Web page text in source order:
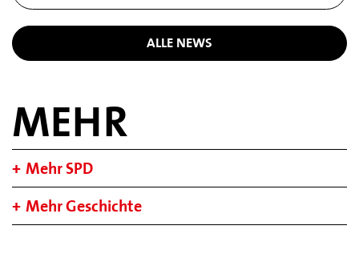
ALLE NEWS
MEHR
Mehr SPD
Mehr Geschichte